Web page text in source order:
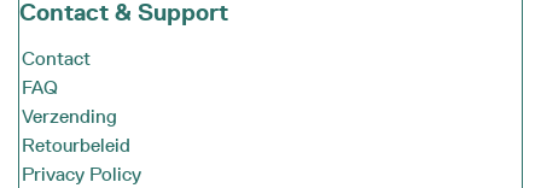
Contact & Support
Contact
FAQ
Verzending
Retourbeleid
Privacy Policy